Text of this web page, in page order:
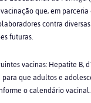
que, em
contra
futuras.
vacinas: Hepatite
que adultos e
o calendário vacinal.